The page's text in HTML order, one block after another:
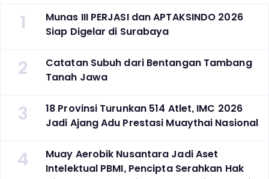
1
Munas III PERJASI dan APTAKSINDO 2026
Siap Digelar di Surabaya
2
Catatan Subuh dari Bentangan Tambang
Tanah Jawa
3
18 Provinsi Turunkan 514 Atlet, IMC 2026
Jadi Ajang Adu Prestasi Muaythai Nasional
4
Muay Aerobik Nusantara Jadi Aset
Intelektual PBMI, Pencipta Serahkan Hak